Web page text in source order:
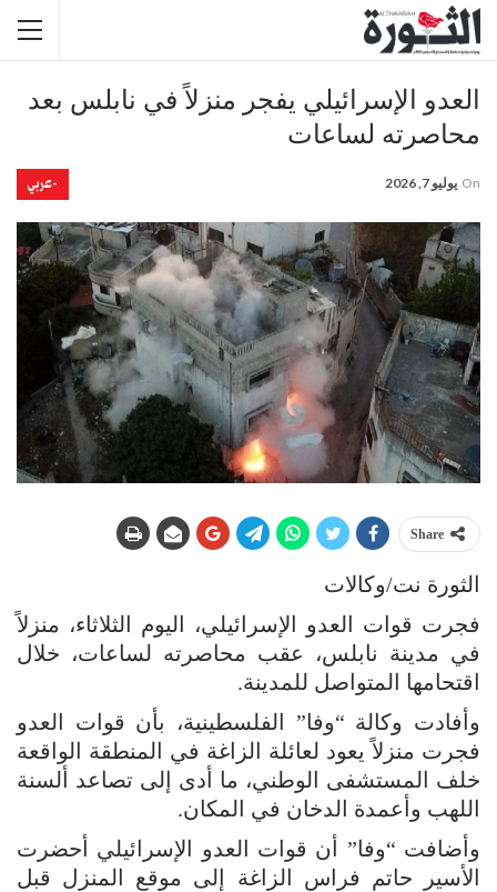
العدو الإسرائيلي يفجر منزلاً في نابلس بعد
محاصرته لساعات
-عربي On يوليو 7, 2026
Share
الثورة نت/وكالات
فجرت قوات العدو الإسرائيلي، اليوم الثلاثاء، منزلاً
في مدينة نابلس، عقب محاصرته لساعات، خلال
اقتحامها المتواصل للمدينة.
وأفادت وكالة “وفا” الفلسطينية، بأن قوات العدو
فجرت منزلاً يعود لعائلة الزاغة في المنطقة الواقعة
خلف المستشفى الوطني، ما أدى إلى تصاعد ألسنة
اللهب وأعمدة الدخان في المكان.
وأضافت “وفا” أن قوات العدو الإسرائيلي أحضرت
الأسير حاتم فراس الزاغة إلى موقع المنزل قبل